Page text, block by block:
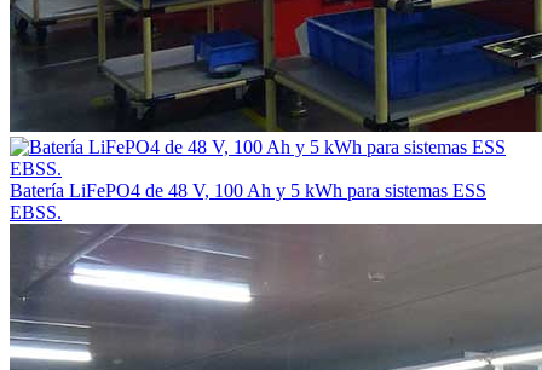
Batería LiFePO4 de 48 V, 100 Ah y 5 kWh para sistemas ESS
EBSS.